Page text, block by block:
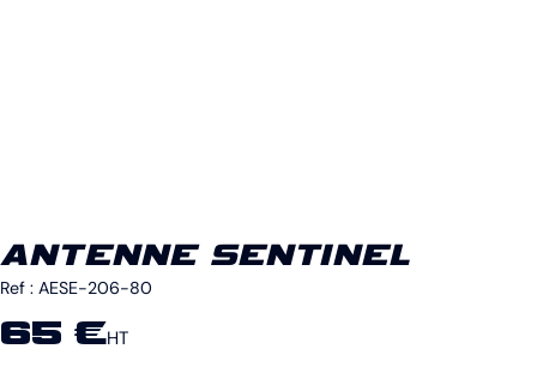
ANTENNE SENTINEL
Ref : AESE-206-80
65 €HT